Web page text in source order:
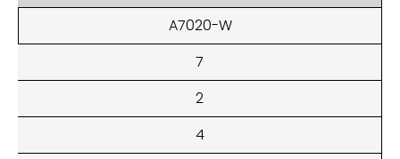
A7020-W
7
2
4